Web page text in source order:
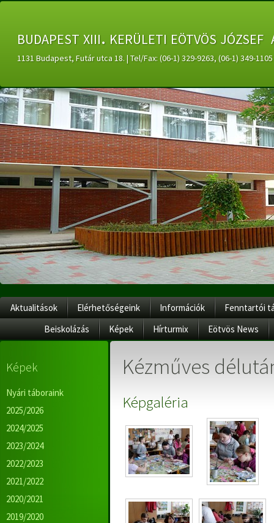
budapest xiii. kerületi eötvös
1131 Budapest, Futár utca 18. | Tel/Fax: (06-1) 329-9263, (06-1) 349-
Aktualitások Elérhetőségeink Információk
Fenntartói
Beiskolázás
Képek Hírturmix Eötvös News
Képek
Nyári táboraink
2025/2026
2024/2025
2023/2024
2022/2023
2021/2022
2020/2021
2019/2020
Kézműves
Képgaléria